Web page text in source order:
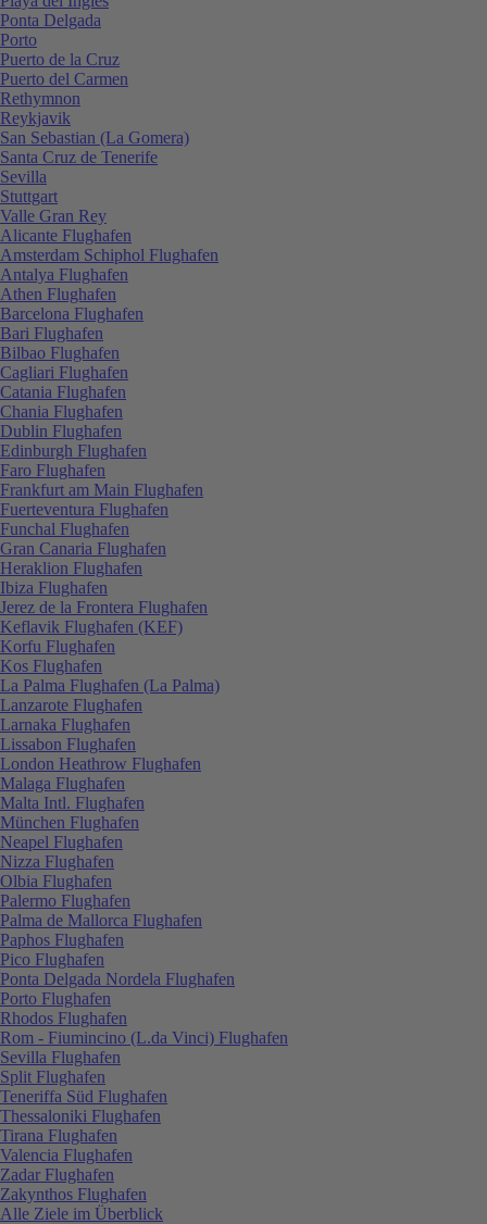
Ponta Delgada
Porto
Puerto de la Cruz
Puerto del Carmen
Rethymnon
Reykjavik
San Sebastian (La Gomera)
Santa Cruz de Tenerife
Sevilla
Stuttgart
Valle Gran Rey
Alicante Flughafen
Amsterdam Schiphol Flughafen
Antalya Flughafen
Athen Flughafen
Barcelona Flughafen
Bari Flughafen
Bilbao Flughafen
Cagliari Flughafen
Catania Flughafen
Chania Flughafen
Dublin Flughafen
Edinburgh Flughafen
Faro Flughafen
Frankfurt am Main Flughafen
Fuerteventura Flughafen
Funchal Flughafen
Gran Canaria Flughafen
Heraklion Flughafen
Ibiza Flughafen
Jerez de la Frontera Flughafen
Keflavik Flughafen (KEF)
Korfu Flughafen
Kos Flughafen
La Palma Flughafen (La Palma)
Lanzarote Flughafen
Larnaka Flughafen
Lissabon Flughafen
London Heathrow Flughafen
Malaga Flughafen
Malta Intl. Flughafen
München Flughafen
Neapel Flughafen
Nizza Flughafen
Olbia Flughafen
Palermo Flughafen
Palma de Mallorca Flughafen
Paphos Flughafen
Pico Flughafen
Ponta Delgada Nordela Flughafen
Porto Flughafen
Rhodos Flughafen
Rom - Fiumincino (L.da Vinci) Flughafen
Sevilla Flughafen
Split Flughafen
Teneriffa Süd Flughafen
Thessaloniki Flughafen
Tirana Flughafen
Valencia Flughafen
Zadar Flughafen
Zakynthos Flughafen
Alle Ziele im Überblick